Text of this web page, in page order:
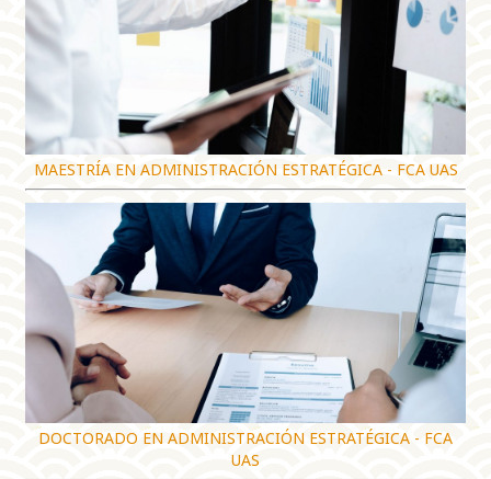
MAESTRÍA EN ADMINISTRACIÓN ESTRATÉGICA - FCA UAS
DOCTORADO EN ADMINISTRACIÓN ESTRATÉGICA - FCA
UAS